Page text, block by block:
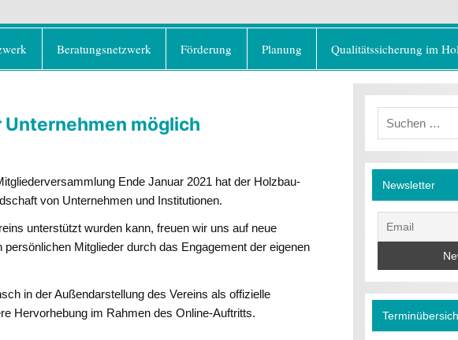
e.V.
als klimafreundlicher und ressourcenschonender Baustoff"
Beratungsnetzwerk Förderung Planung Qualitätssicherung im
möglich
Ende Januar 2021 hat der Holzbau-
von Unternehmen und Institutionen.
unterstützt wurden kann, freuen wir uns auf neue
Mitglieder durch das Engagement der eigenen
in der Außendarstellung des Vereins als offizielle
Hervorhebung im Rahmen des Online-Auftritts.
Newsletter